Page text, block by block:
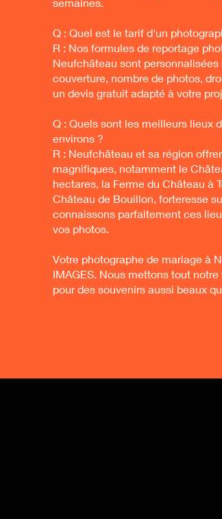
Q : Quel est le tarif d'un
R : Nos formules de reportage
Neufchâteau sont
couverture, nombre de photos,
un devis gratuit adapté à votre
Q : Quels sont les meilleurs lieux
environs ?
R : Neufchâteau et sa région
magnifiques, notamment le
hectares, la Ferme du Château à
Château de Bouillon, forteresse
connaissons parfaitement ces
vos photos.
Votre photographe de mariage à
IMAGES. Nous mettons tout
pour des souvenirs aussi beaux